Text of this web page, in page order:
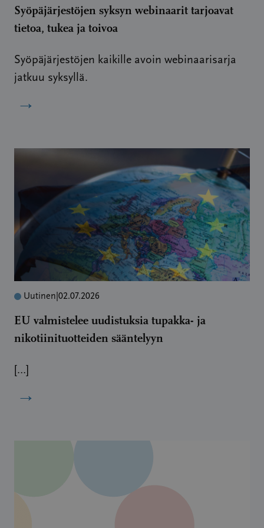
Syöpäjärjestöjen syksyn webinaarit tarjoavat
tietoa, tukea ja toivoa
Syöpäjärjestöjen kaikille avoin webinaarisarja
jatkuu syksyllä.
→
Uutinen 02.07.2026
EU valmistelee uudistuksia tupakka- ja
nikotiinituotteiden sääntelyyn
[…]
→